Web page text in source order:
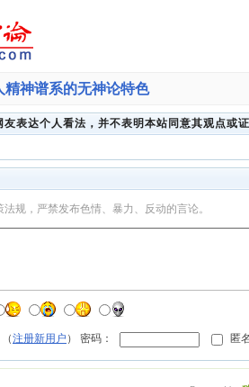
精神谱系的无神论特色
表达个人看法，并不表明本站同意其观点或
规，严禁发布色情、暴力、反动的言论。
（注册新用户 ） 密码： 匿